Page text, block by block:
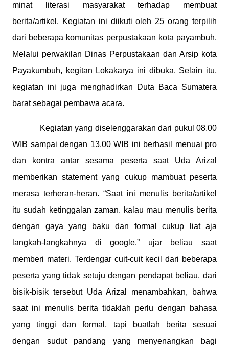
minat literasi masyarakat terhadap membuat
berita/artikel. Kegiatan ini diikuti oleh 25 orang terpilih
dari beberapa komunitas perpustakaan kota payambuh.
Melalui perwakilan Dinas Perpustakaan dan Arsip kota
Payakumbuh, kegitan Lokakarya ini dibuka. Selain itu,
kegiatan ini juga menghadirkan Duta Baca Sumatera
barat sebagai pembawa acara.
Kegiatan yang diselenggarakan dari pukul 08.00
WIB sampai dengan 13.00 WIB ini berhasil menuai pro
dan kontra antar sesama peserta saat Uda Arizal
memberikan statement yang cukup mambuat peserta
merasa terheran-heran. “Saat ini menulis berita/artikel
itu sudah ketinggalan zaman. kalau mau menulis berita
dengan gaya yang baku dan formal cukup liat aja
langkah-langkahnya di google.” ujar beliau saat
memberi materi. Terdengar cuit-cuit kecil dari beberapa
peserta yang tidak setuju dengan pendapat beliau. dari
bisik-bisik tersebut Uda Arizal menambahkan, bahwa
saat ini menulis berita tidaklah perlu dengan bahasa
yang tinggi dan formal, tapi buatlah berita sesuai
dengan sudut pandang yang menyenangkan bagi